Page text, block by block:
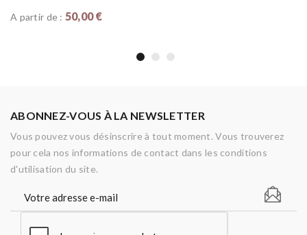
A partir de : 50,00 €
ABONNEZ-VOUS À LA NEWSLETTER
Vous pouvez vous désinscrire à tout moment. Vous trouverez
pour cela nos informations de contact dans les conditions
d'utilisation du site.